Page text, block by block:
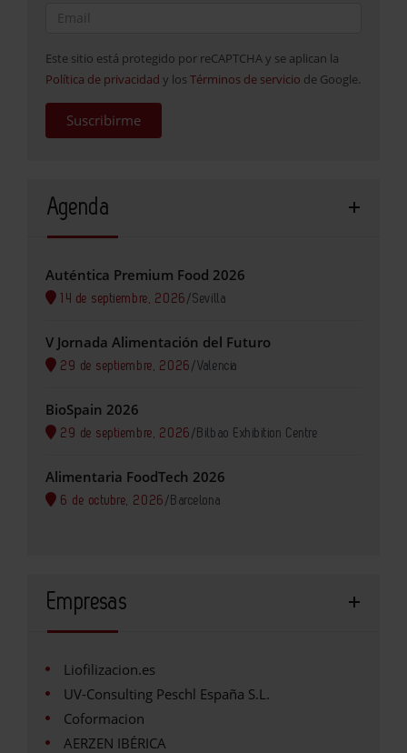
Este sitio está protegido por reCAPTCHA y se aplican la
Política de privacidad y los Términos de servicio de Google.
Suscribirme
Agenda
Auténtica Premium Food 2026
14 de septiembre, 2026 /Sevilla
V Jornada Alimentación del Futuro
29 de septiembre, 2026 /Valencia
BioSpain 2026
29 de septiembre, 2026 / Bilbao Exhibition Centre
Alimentaria FoodTech 2026
6 de octubre, 2026 / Barcelona
Empresas
Liofilizacion.es
UV-Consulting Peschl España S.L.
Coformacion
AERZEN IBÉRICA